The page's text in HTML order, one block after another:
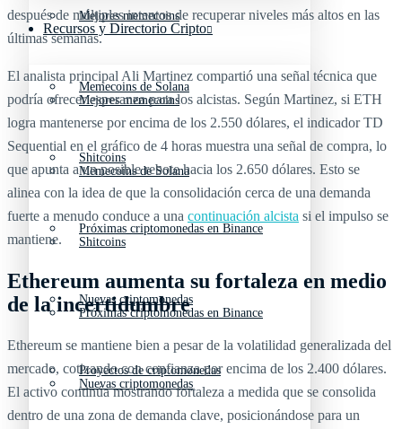
Mejores memecoins
Memecoins de Solana
Shitcoins
Próximas criptomonedas en Binance
Nuevas criptomonedas
Proyectos de criptomonedas
Recursos y Directorio Cripto
Mejores memecoins
Memecoins de Solana
Shitcoins
Próximas criptomonedas en Binance
Nuevas criptomonedas
después de múltiples intentos de recuperar niveles más altos en las
últimas semanas.
El analista principal Ali Martinez compartió una señal técnica que
podría ofrecer esperanza para los alcistas. Según Martinez, si ETH
logra mantenerse por encima de los 2.550 dólares, el indicador TD
Sequential en el gráfico de 4 horas muestra una señal de compra, lo
que apunta a un posible rebote hacia los 2.650 dólares. Esto se
alinea con la idea de que la consolidación cerca de una demanda
fuerte a menudo conduce a una continuación alcista si el impulso se
mantiene.
Ethereum aumenta su fortaleza en medio
de la incertidumbre
Ethereum se mantiene bien a pesar de la volatilidad generalizada del
mercado, cotizando con confianza por encima de los 2.400 dólares.
El activo continúa mostrando fortaleza a medida que se consolida
dentro de una zona de demanda clave, posicionándose para un